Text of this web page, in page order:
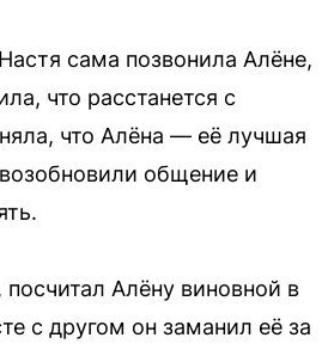
сама позвонила Алёне,
что расстанется с
что Алёна — её лучшая
общение и
Алёну виновной в
с другом он заманил её за